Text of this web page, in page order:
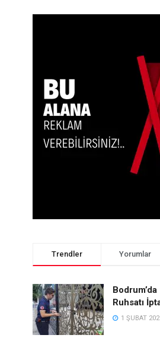
Trendler Yorumlar
Ruhsatı
1 ŞUBAT